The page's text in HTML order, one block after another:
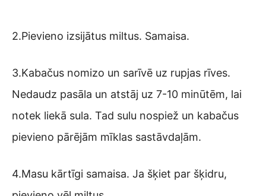
2.Pievieno izsijātus miltus. Samaisa.
3.Kabačus nomizo un sarīvē uz rupjas rīves.
Nedaudz pasāla un atstāj uz 7-10 minūtēm, lai
notek liekā sula. Tad sulu nospiež un kabačus
pievieno pārējām mīklas sastāvdaļām.
4.Masu kārtīgi samaisa. Ja šķiet par šķidru,